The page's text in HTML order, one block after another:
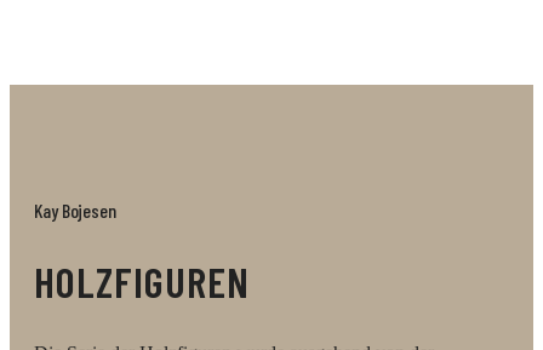
ist, wird in einer kleinen Geschenkschachtel
Kay Bojesen
HOLZFIGUREN